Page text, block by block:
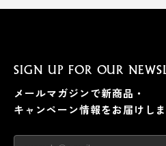
SIGN UP FOR OUR
メールマガジンで新商品・
キャンペーン情報をお届けしま